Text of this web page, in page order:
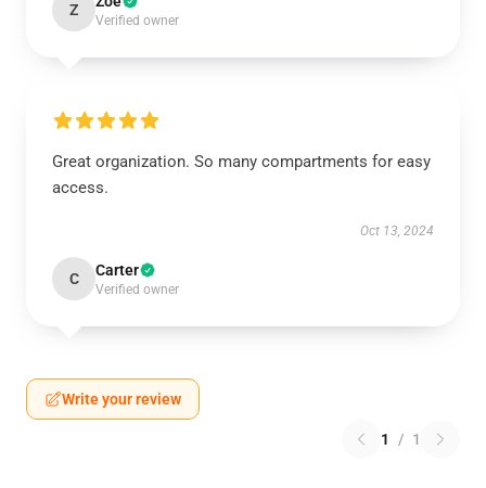
Z
Verified owner
Great organization. So many compartments for easy
access.
Oct 13, 2024
C Carter
Verified owner
Write your review
1 / 1